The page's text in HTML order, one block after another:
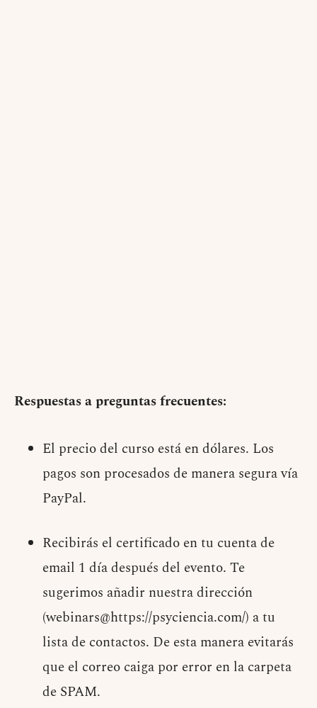
Respuestas a preguntas frecuentes:
El precio del curso está en dólares. Los
pagos son procesados de manera segura vía
PayPal.
Recibirás el certificado en tu cuenta de
email 1 día después del evento. Te
sugerimos añadir nuestra dirección
(webinars@https://psyciencia.com/) a tu
lista de contactos. De esta manera evitarás
que el correo caiga por error en la carpeta
de SPAM.